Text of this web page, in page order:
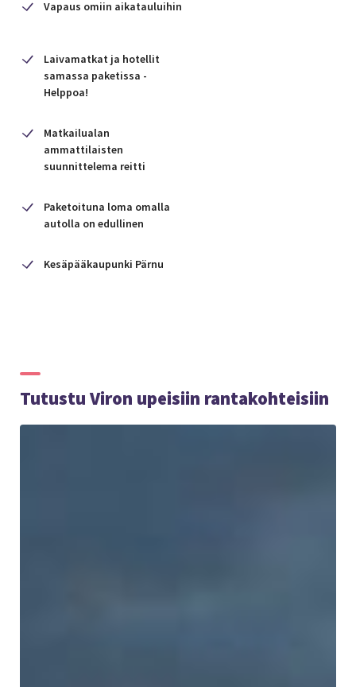
Vapaus omiin aikatauluihin
Laivamatkat ja hotellit
samassa paketissa -
Helppoa!
Matkailualan
ammattilaisten
suunnittelema reitti
Paketoituna loma omalla
autolla on edullinen
Kesäpääkaupunki Pärnu
Tutustu Viron upeisiin rantakohteisiin